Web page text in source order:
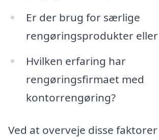
Er der brug for særlige
rengøringsprodukter
Hvilken erfaring har
rengøringsfirmaet med
kontorrengøring?
Ved at overveje disse